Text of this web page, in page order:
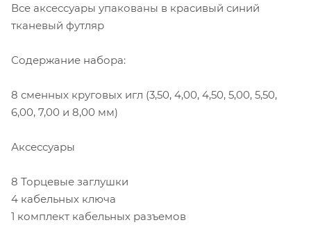
Все аксессуары упакованы в красивый синий
тканевый футляр
Содержание набора:
8 сменных круговых игл (3,50, 4,00, 4,50, 5,00, 5,50,
6,00, 7,00 и 8,00 мм)
Аксессуары
8 Торцевые заглушки
4 кабельных ключа
1 комплект кабельных разъемов